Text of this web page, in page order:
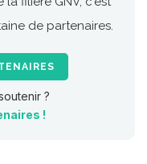
de partenaires.
?
!